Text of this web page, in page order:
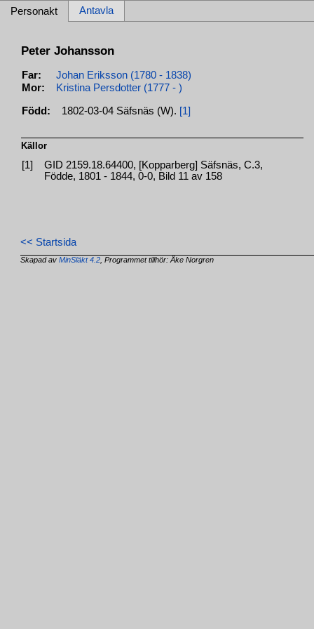
Personakt Antavla
Peter Johansson
Far:
Johan Eriksson (1780 - 1838)
Mor:
Kristina Persdotter (1777 - )
Född: 1802-03-04 Säfsnäs (W). [1]
Källor
[1]
GID 2159.18.64400, [Kopparberg] Säfsnäs, C.3,
Födde, 1801 - 1844, 0-0, Bild 11 av 158
<< Startsida
Skapad avMinSläkt 4.2 , Programmet tillhör: Åke Norgren